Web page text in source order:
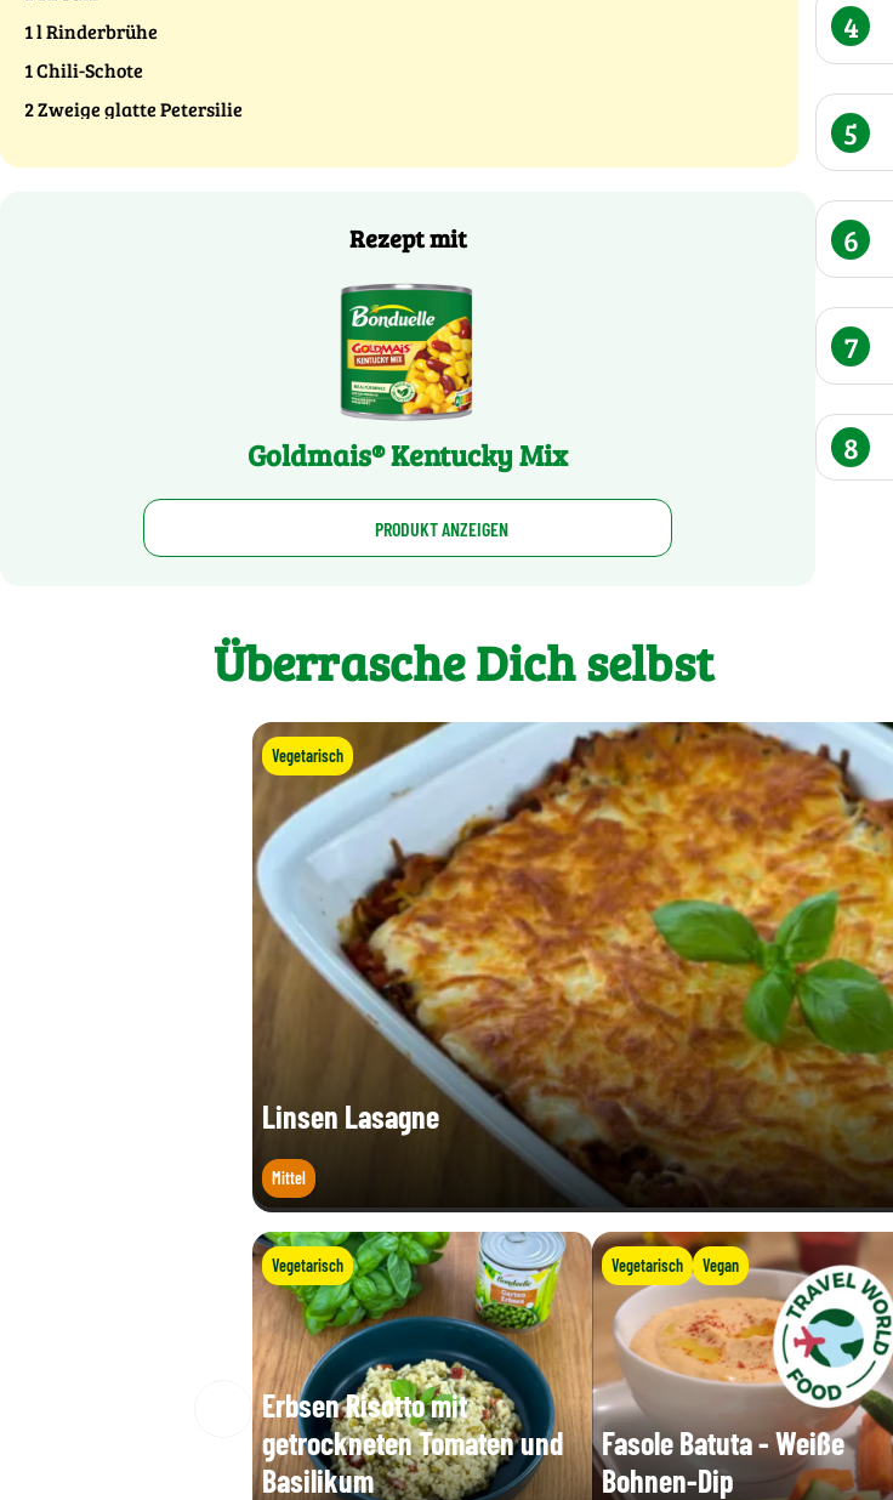
1 l Rinderbrühe
1 Chili-Schote
2 Zweige glatte Petersilie
Rezept mit
Goldmais® Kentucky Mix
PRODUKT ANZEIGEN
4
5
6
7
8
Überrasche Dich selbst
Vegetarisch
Linsen Lasagne
Mittel
Vegetarisch
Erbsen Risotto mit
getrockneten Tomaten und
Basilikum
Vegetarisch Vegan
Fasole Batuta - Weiße
Bohnen-Dip